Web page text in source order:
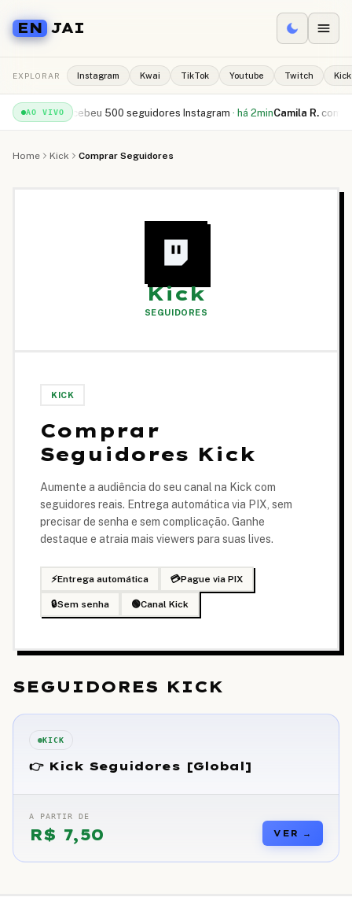
EN JAI
EXPLORAR Instagram Kwai TikTok Youtube Twitch Kick
AO VIVO
S. recebeu 500 seguidores Instagram ·há 2minCamila R. comprou
Home Kick Comprar Seguidores
Kick
SEGUIDORES
KICK
Comprar
Seguidores Kick
Aumente a audiência do seu canal na Kick com
seguidores reais. Entrega automática via PIX, sem
precisar de senha e sem complicação. Ganhe
destaque e atraia mais viewers para suas lives.
⚡Entrega automática 💳Pague via PIX
🔒Sem senha 🟢Canal Kick
SEGUIDORES KICK
KICK
👉 Kick Seguidores [Global]
A PARTIR DE
R$ 7,50 VER →